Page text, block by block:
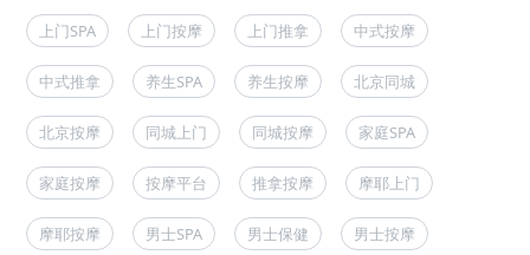
上门SPA 上门按摩 上门推拿 中式按摩
中式推拿 养生SPA 养生按摩 北京同城
北京按摩 同城上门 同城按摩 家庭SPA
家庭按摩 按摩平台 推拿按摩 摩耶上门
摩耶按摩 男士SPA 男士保健 男士按摩